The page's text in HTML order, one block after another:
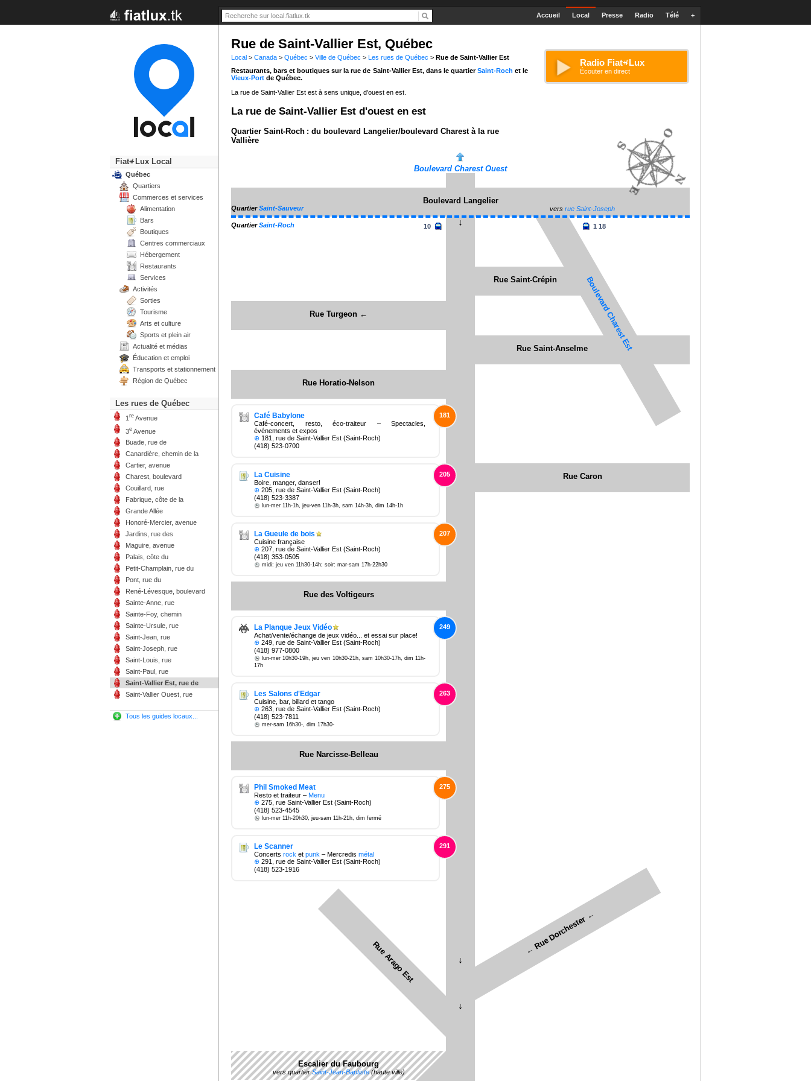
Rue de Saint-Vallier Est, Québec
Local > Canada > Québec > Ville de Québec > Les rues de Québec > Rue de Saint-Vallier Est
Restaurants, bars et boutiques sur larue de Saint-Vallier Est, dans le quartierSaint-Roch et le
Vieux-Port de Québec.
La rue de Saint-Vallier Est est à sens unique, d'ouest en est.
La rue de Saint-Vallier Est d'ouest en est
Quartier Saint-Roch : du boulevard Langelier/boulevard Charest à la rue
Vallière
Boulevard Charest Ouest
Boulevard Langelier
vers rue Saint-Joseph
Boulevard Charest Est
+1 18
10
QuartierSaint-Sauveur
QuartierSaint-Roch
Rue Saint-Crépin
Rue Turgeon ←
Rue Saint-Anselme
Rue Horatio-Nelson
181
Café Babylone
Café-concert, resto, éco-traiteur – Spectacles,
événements et expos
⊕ 181, rue de Saint-Vallier Est (Saint-Roch)
(418) 523-0700
Rue Caron
205
La Cuisine
Boire, manger, danser!
⊕ 205, rue de Saint-Vallier Est (Saint-Roch)
(418) 523-3387
lun-mer 11h-1h, jeu-ven 11h-3h, sam 14h-3h, dim 14h-1h
207
La Gueule de bois
Cuisine française
⊕ 207, rue de Saint-Vallier Est (Saint-Roch)
(418) 353-0505
midi: jeu ven 11h30-14h; soir: mar-sam 17h-22h30
Rue des Voltigeurs
249
La Planque Jeux Vidéo
Achat/vente/échange de jeux vidéo... et essai sur place!
⊕ 249, rue de Saint-Vallier Est (Saint-Roch)
(418) 977-0800
lun-mer 10h30-19h, jeu ven 10h30-21h, sam 10h30-17h, dim 11h-
17h
263
Les Salons d'Edgar
Cuisine, bar, billard et tango
⊕ 263, rue de Saint-Vallier Est (Saint-Roch)
(418) 523-7811
mer-sam 16h30-, dim 17h30-
Rue Narcisse-Belleau
275
Phil Smoked Meat
Resto et traiteur – Menu
⊕ 275, rue Saint-Vallier Est (Saint-Roch)
(418) 523-4545
lun-mer 11h-20h30, jeu-sam 11h-21h, dim fermé
291
Le Scanner
Concerts rock et punk – Mercredis métal
⊕ 291, rue de Saint-Vallier Est (Saint-Roch)
(418) 523-1916
← Rue Dorchester ←
Rue Arago Est
Escalier du Faubourg
vers quartierSaint-Jean-Baptiste(haute ville)
Radio Fiat+/- Lux
Écouter en direct
Accueil Local Presse Radio Télé +
Fiat+/- Lux Local
Québec
Quartiers
Commerces et services
Alimentation
Bars
Boutiques
Centres commerciaux
Hébergement
Restaurants
Services
Activités
Sorties
Tourisme
Arts et culture
Sports et plein air
Actualité et médias
Éducation et emploi
Transports et stationnement
Région de Québec
Les rues de Québec
1 re Avenue
3e Avenue
Buade, rue de
Canardière, chemin de la
Cartier, avenue
Charest, boulevard
Couillard, rue
Fabrique, côte de la
Grande Allée
Honoré-Mercier, avenue
Jardins, rue des
Maguire, avenue
Palais, côte du
Petit-Champlain, rue du
Pont, rue du
René-Lévesque, boulevard
Sainte-Anne, rue
Sainte-Foy, chemin
Sainte-Ursule, rue
Saint-Jean, rue
Saint-Joseph, rue
Saint-Louis, rue
Saint-Paul, rue
Saint-Vallier Est, rue de
Saint-Vallier Ouest, rue
Tous les guides locaux...